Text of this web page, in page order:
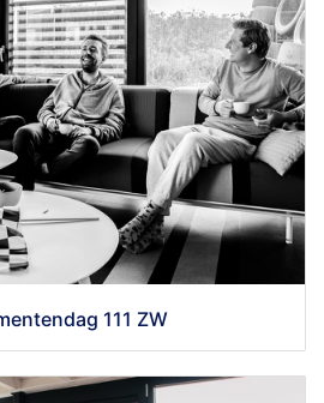
111 ZW